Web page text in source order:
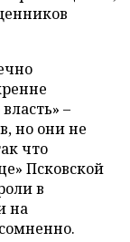
–
но они не
что
Псковской
в
на